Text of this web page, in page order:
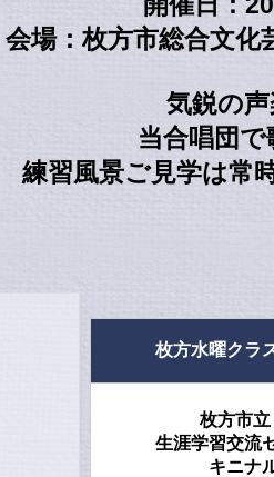
会場：枚方市総合文化
気鋭の
当合唱団
練習風景ご見学は常
枚方水曜クラ
枚方市
生涯学習交流
キニナ